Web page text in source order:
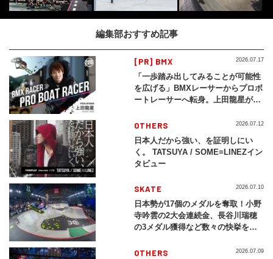
編集部おすすめ記事
[PR] BMX
「一歩踏み出してみることが可能性
を広げる」BMXレーサーからプロボ
ートレーサーへ転身。上田龍星が体
2026.07.17
OTHERS
日本人だから強い、を証明しにい
く。 TATSUYA / SOME≡LINEZイン
タビュー
2026.07.12
SKATE
日本勢が17個のメダルを奪取！小野
寺吟雲の2大会連続金、長谷川瑞穂
の3メダル獲得など数々の快挙をプ
2026」
2026.07.10
OTHERS 2026.07.09